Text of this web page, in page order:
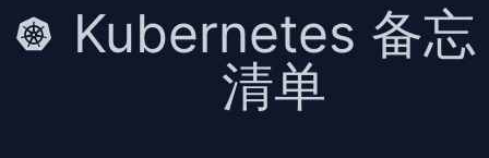
Kubernetes 备忘
清单